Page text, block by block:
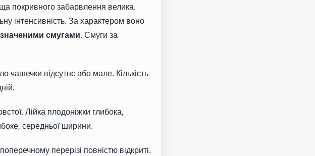
покривного забарвлення велика.
інтенсивність. За характером воно
смугами. Смуги за
чашечки відсутнє або мале. Кількість
Лійка плодоніжки глибока,
середньої ширини.
перерізі повністю відкриті.